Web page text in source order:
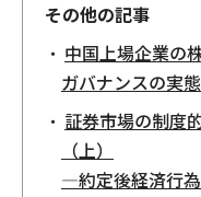
その他の記事
中国上場企業の
ガバナンスの実態
証券市場の制度
（上）
―約定後経済行